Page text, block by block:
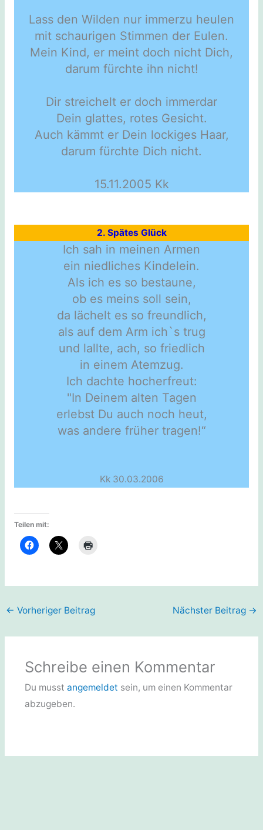
Lass den Wilden nur immerzu heulen
mit schaurigen Stimmen der Eulen.
Mein Kind, er meint doch nicht Dich,
darum fürchte ihn nicht!
Dir streichelt er doch immerdar
Dein glattes, rotes Gesicht.
Auch kämmt er Dein lockiges Haar,
darum fürchte Dich nicht.
15.11.2005 Kk
2. Spätes Glück
Ich sah in meinen Armen
ein niedliches Kindelein.
Als ich es so bestaune,
ob es meins soll sein,
da lächelt es so freundlich,
als auf dem Arm ich`s trug
und lallte, ach, so friedlich
in einem Atemzug.
Ich dachte hocherfreut:
"In Deinem alten Tagen
erlebst Du auch noch heut,
was andere früher tragen!“
Kk 30.03.2006
Teilen mit:
← Vorheriger Beitrag Nächster Beitrag →
Schreibe einen Kommentar
Du musst angemeldet sein, um einen Kommentar
abzugeben.